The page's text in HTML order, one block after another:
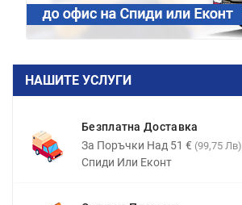
НАШИТЕ УСЛУГИ
Безплатна Доставка
За Поръчки Над 51 € (99,75 Лв)
Спиди Или Еконт